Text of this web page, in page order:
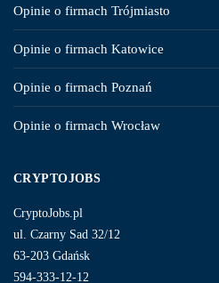
Opinie o firmach Trójmiasto
Opinie o firmach Katowice
Opinie o firmach Poznań
Opinie o firmach Wrocław
CRYPTOJOBS
CryptoJobs.pl
ul. Czarny Sad 32/12
63-203 Gdańsk
594-333-12-12